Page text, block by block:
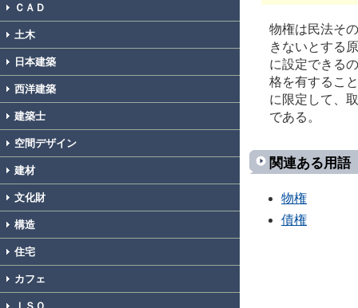
ＣＡＤ
土木
日本建築
西洋建築
建築士
空間デザイン
建材
文化財
構造
住宅
カフェ
物権は民法そ
きないとする
に設定できる
格を有するこ
に限定して、
である。
関連ある用語
物権
債権